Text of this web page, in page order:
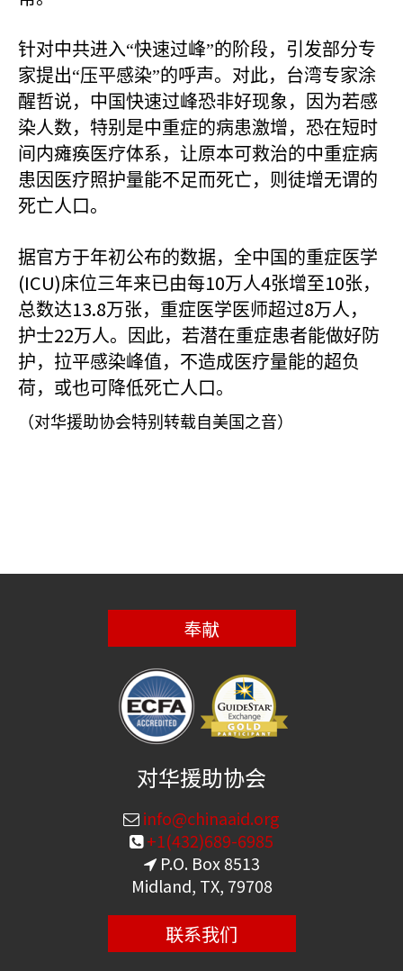
针对中共进入“快速过峰”的阶段，引发部分专
家提出“压平感染”的呼声。对此，台湾专家涂
醒哲说，中国快速过峰恐非好现象，因为若感
染人数，特别是中重症的病患激增，恐在短时
间内瘫痪医疗体系，让原本可救治的中重症病
患因医疗照护量能不足而死亡，则徒增无谓的
死亡人口。
据官方于年初公布的数据，全中国的重症医学
(ICU)床位三年来已由每10万人4张增至10张，
总数达13.8万张，重症医学医师超过8万人，
护士22万人。因此，若潜在重症患者能做好防
护，拉平感染峰值，不造成医疗量能的超负
荷，或也可降低死亡人口。
（对华援助协会特别转载自美国之音）
奉献
对华援助协会
info@chinaaid.org
+1(432)689-6985
P.O. Box 8513
Midland, TX, 79708
联系我们